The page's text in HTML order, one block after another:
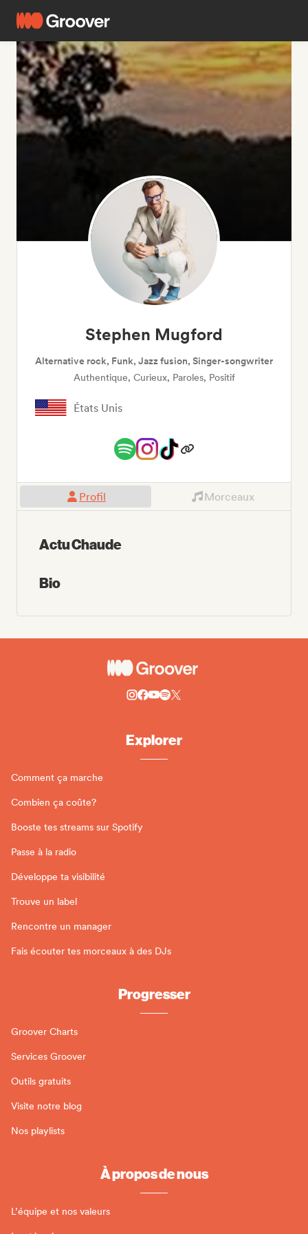
Stephen Mugford
Alternative rock, Funk, Jazz fusion, Singer-songwriter
Authentique, Curieux, Paroles, Positif
États Unis
Profil Morceaux
Actu Chaude
Bio
Explorer
Comment ça marche
Combien ça coûte?
Booste tes streams sur Spotify
Passe à la radio
Développe ta visibilité
Trouve un label
Rencontre un manager
Fais écouter tes morceaux à des DJs
Progresser
Groover Charts
Services Groover
Outils gratuits
Visite notre blog
Nos playlists
À propos de nous
L’équipe et nos valeurs